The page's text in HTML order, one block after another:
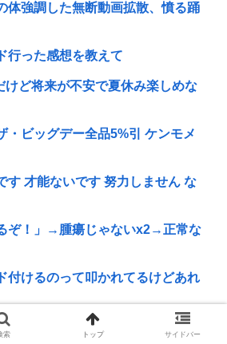
体強調した無断動画拡散、憤る踊
行った感想を教えて
けど将来が不安で夏休み楽しめな
・ビッグデー全品5%引 ケンモメ
す 才能ないです 努力しません な
ぞ！」→腫瘍じゃないx2→正常な
付けるのって叩かれてるけどあれ
広島平和記念式典当日の被爆者と
索 トップ サイドバー